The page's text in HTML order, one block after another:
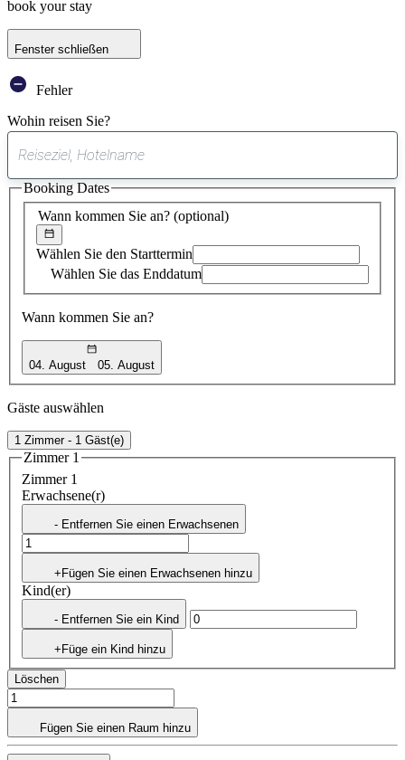
book your stay
Fenster schließen
Fehler
Wohin reisen Sie?
gefundener
Vorschlag
Wann kommen Sie an? (optional)
Wählen Sie den Starttermin
Wählen Sie das Enddatum
Wann kommen Sie an?
04. August 05. August
Booking Dates
Gäste auswählen
1 Zimmer - 1 Gäst(e)
Zimmer 1
Zimmer 1
Erwachsene(r)
- Entfernen Sie einen Erwachsenen
+Fügen Sie einen Erwachsenen hinzu
Kind(er)
- Entfernen Sie ein Kind
+Füge ein Kind hinzu
Löschen
Fügen Sie einen Raum hinzu